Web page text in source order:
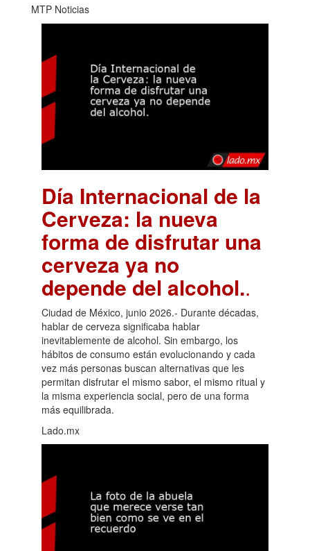
MTP Noticias
Día Internacional de la
Cerveza: la nueva
forma de disfrutar una
cerveza ya no
depende del alcohol..
Ciudad de México, junio 2026.- Durante décadas,
hablar de cerveza significaba hablar
inevitablemente de alcohol. Sin embargo, los
hábitos de consumo están evolucionando y cada
vez más personas buscan alternativas que les
permitan disfrutar el mismo sabor, el mismo ritual y
la misma experiencia social, pero de una forma
más equilibrada.
Lado.mx